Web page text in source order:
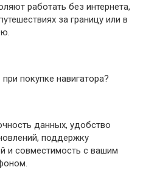
работать без интернета,
за границу или в
покупке навигатора?
данных, удобство
поддержку
и совместимость с вашим